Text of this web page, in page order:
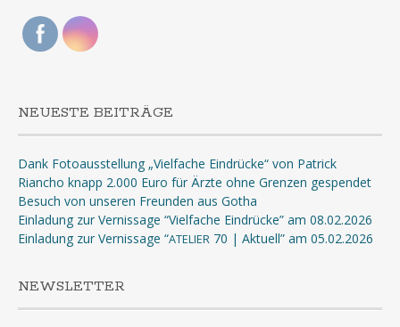
NEUESTE BEITRÄGE
Dank Fotoausstellung „Vielfache Eindrücke“ von Patrick
Riancho knapp 2.000 Euro für Ärzte ohne Grenzen gespendet
Besuch von unseren Freunden aus Gotha
Einladung zur Vernissage “Vielfache Eindrücke” am 08.02.2026
Einladung zur Vernissage “ATELIER 70 | Aktuell” am 05.02.2026
NEWSLETTER